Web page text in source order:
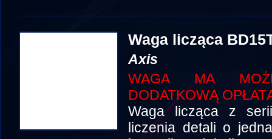
Waga licząca
Axis
WAGA MA
DODATKOWĄ
Waga licząca z
liczenia detali o